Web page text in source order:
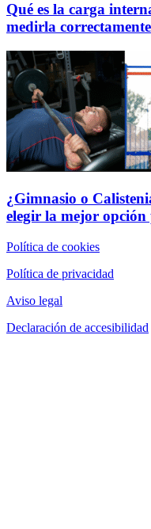
Qué es la carga
medirla correctamente
¿Gimnasio o
elegir la mejor
Política de cookies
Política de privacidad
Aviso legal
Declaración de accesibilidad